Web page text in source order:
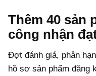
Khác
Photo
Thêm 40 sản
công nhận
Đợt đánh giá, phân
hồ sơ sản phẩm đăng